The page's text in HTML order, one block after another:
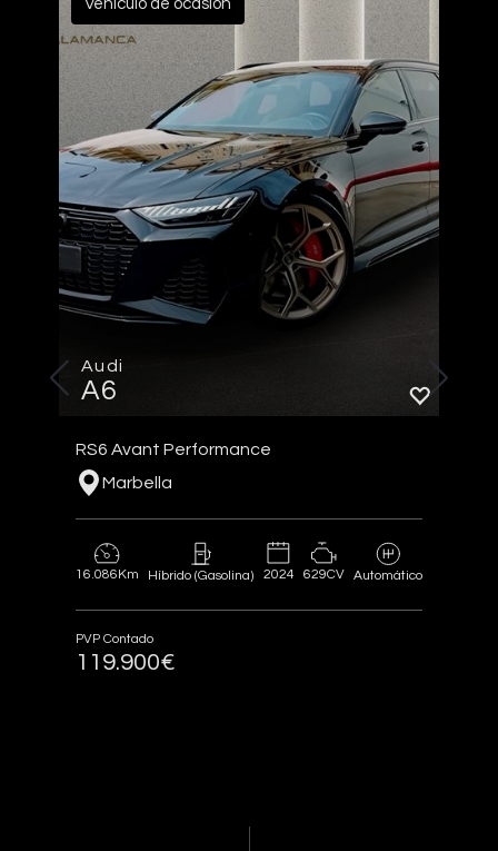
Vehículo de ocasión
Audi
A6
RS6 Avant Performance
Marbella
16.086Km Híbrido (Gasolina) 2024 629CV Automático
PVP Contado
119.900€